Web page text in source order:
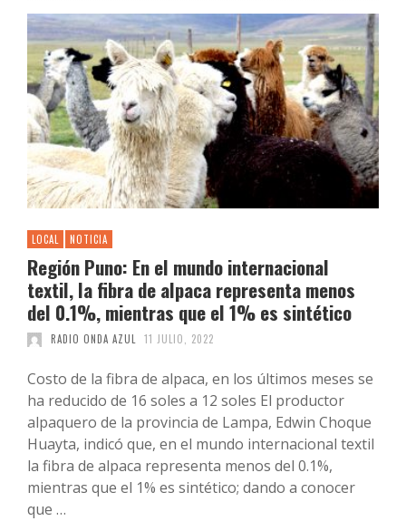
LOCAL NOTICIA
Región Puno: En el mundo internacional
textil, la fibra de alpaca representa menos
del 0.1%, mientras que el 1% es sintético
RADIO ONDA AZUL 11 JULIO, 2022
Costo de la fibra de alpaca, en los últimos meses se
ha reducido de 16 soles a 12 soles El productor
alpaquero de la provincia de Lampa, Edwin Choque
Huayta, indicó que, en el mundo internacional textil
la fibra de alpaca representa menos del 0.1%,
mientras que el 1% es sintético; dando a conocer
que …